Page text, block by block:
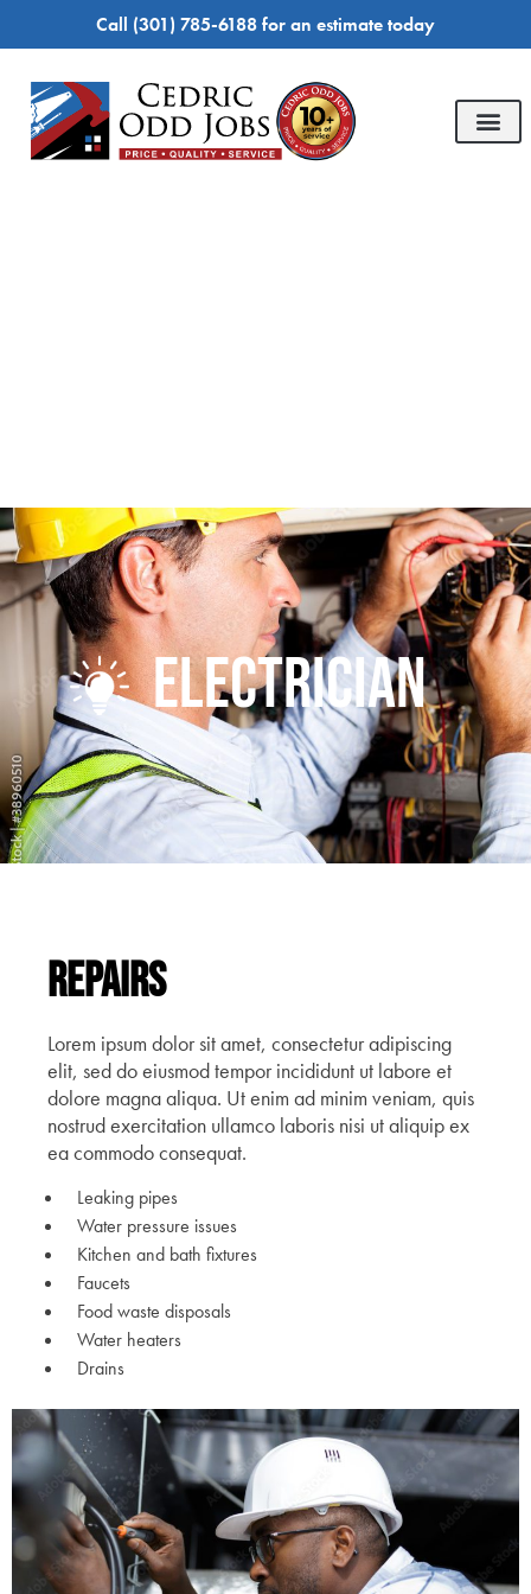
Call (301) 785-6188for an estimate today
Electrician
Repairs
Lorem ipsum dolor sit amet, consectetur adipiscing
elit, sed do eiusmod tempor incididunt ut labore et
dolore magna aliqua. Ut enim ad minim veniam, quis
nostrud exercitation ullamco laboris nisi ut aliquip ex
ea commodo consequat.
Leaking pipes
Water pressure issues
Kitchen and bath fixtures
Faucets
Food waste disposals
Water heaters
Drains